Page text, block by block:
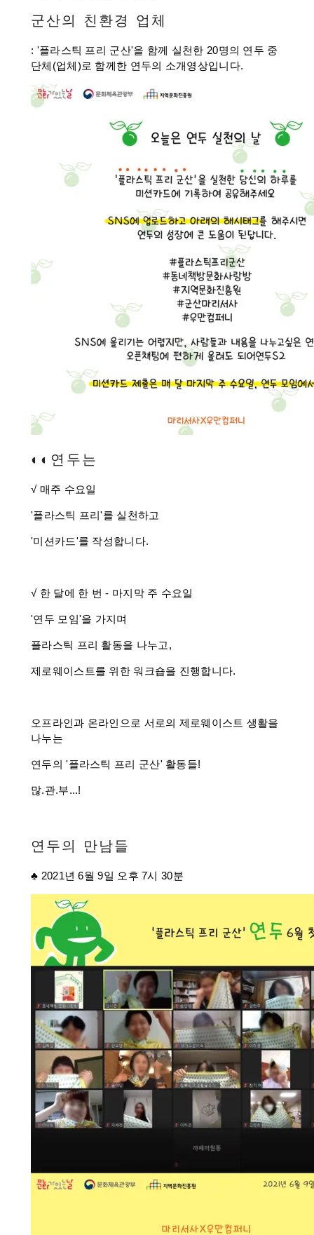
군산의 친환경 업체
: '플라스틱 프리 군산'을 함께 실천한 20명의 연두 중
단체(업체)로 함께한 연두의 소개영상입니다.
◐◐연두는
√ 매주 수요일
'플라스틱 프리'를 실천하고
'미션카드'를 작성합니다.
√ 한 달에 한 번 - 마지막 주 수요일
'연두 모임'을 가지며
플라스틱 프리 활동을 나누고,
제로웨이스트를 위한 워크숍을 진행합니다.
오프라인과 온라인으로 서로의 제로웨이스트 생활을
나누는
연두의 '플라스틱 프리 군산' 활동들!
많.관.부...!
연두의 만남들
♣ 2021년 6월 9일 오후 7시 30분